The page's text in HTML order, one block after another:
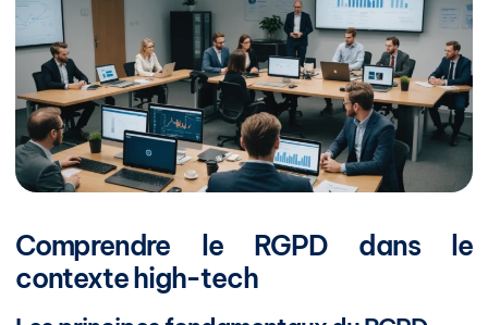
Comprendre le RGPD dans le
contexte high-tech